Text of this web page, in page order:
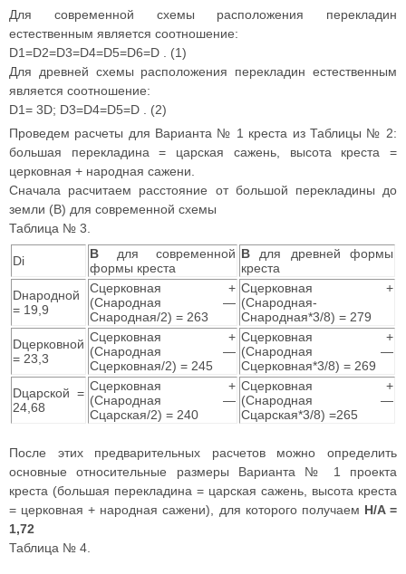
Для современной схемы расположения перекладин
естественным является соотношение:
D1=D2=D3=D4=D5=D6=D . (1)
Для древней схемы расположения перекладин естественным
является соотношение:
D1= 3D; D3=D4=D5=D . (2)
Проведем расчеты для Варианта № 1 креста из Таблицы № 2:
большая перекладина = царская сажень, высота креста =
церковная + народная сажени.
Сначала расчитаем расстояние от большой перекладины до
земли (B) для современной схемы
Таблица № 3.
Di B для современной
формы креста
B для древней формы
креста
Dнародной
= 19,9
Cцерковная +
(Cнародная —
Cнародная/2) = 263
Cцерковная +
(Cнародная-
Cнародная*3/8) = 279
Dцерковной
= 23,3
Cцерковная +
(Cнародная —
Cцерковная/2) = 245
Cцерковная +
(Cнародная —
Cцерковная*3/8) = 269
Dцарской =
24,68
Cцерковная +
(Cнародная —
Cцарская/2) = 240
Cцерковная +
(Cнародная —
Cцарская*3/8) =265
После этих предварительных расчетов можно определить
основные относительные размеры Варианта № 1 проекта
креста (большая перекладина = царская сажень, высота креста
= церковная + народная сажени), для которого получаем H/A =
1,72
Таблица № 4.